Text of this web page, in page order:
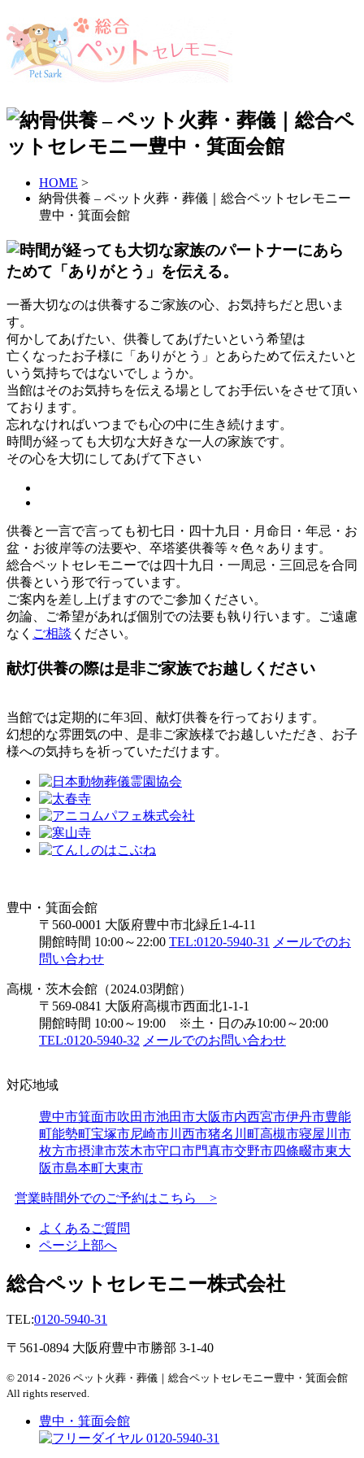
HOME >
納骨供養 – ペット火葬・葬儀｜総合ペットセレモニー
豊中・箕面会館
一番大切なのは供養するご家族の心、お気持ちだと思いま
す。
何かしてあげたい、供養してあげたいという希望は
亡くなったお子様に「ありがとう」とあらためて伝えたいと
いう気持ちではないでしょうか。
当館はそのお気持ちを伝える場としてお手伝いをさせて頂い
ております。
忘れなければいつまでも心の中に生き続けます。
時間が経っても大切な大好きな一人の家族です。
その心を大切にしてあげて下さい
供養と一言で言っても初七日・四十九日・月命日・年忌・お
盆・お彼岸等の法要や、卒塔婆供養等々色々あります。
総合ペットセレモニーでは四十九日・一周忌・三回忌を合同
供養という形で行っています。
ご案内を差し上げますのでご参加ください。
勿論、ご希望があれば個別での法要も執り行います。ご遠慮
なく ご相談 ください。
献灯供養の際は是非ご家族でお越しください
当館では定期的に年3回、献灯供養を行っております。
幻想的な雰囲気の中、是非ご家族様でお越しいただき、お子
様への気持ちを祈っていただけます。
豊中・箕面会館
〒560-0001 大阪府豊中市北緑丘1-4-11
開館時間 10:00～22:00 TEL:0120-5940-31
メールでのお
問い合わせ
高槻・茨木会館（2024.03閉館）
〒569-0841 大阪府高槻市西面北1-1-1
開館時間 10:00～19:00 ※土・日のみ10:00～20:00
TEL:0120-5940-32 メールでのお問い合わせ
対応地域
豊中市箕面市吹田市池田市大阪市内西宮市伊丹市豊能
町能勢町宝塚市尼崎市川西市猪名川町高槻市寝屋川市
枚方市摂津市茨木市守口市門真市交野市四條畷市東大
阪市島本町大東市
営業時間外でのご予約はこちら >
よくあるご質問
ページ上部へ
総合ペットセレモニー株式会社
TEL:0120-5940-31
〒561-0894 大阪府豊中市勝部 3-1-40
© 2014 - 2026 ペット火葬・葬儀｜総合ペットセレモニー豊中・箕面会館
All rights reserved.
豊中・箕面会館
0120-5940-31